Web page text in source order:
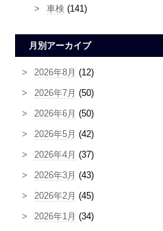
車検 (141)
月別アーカイブ
2026年8月 (12)
2026年7月 (50)
2026年6月 (50)
2026年5月 (42)
2026年4月 (37)
2026年3月 (43)
2026年2月 (45)
2026年1月 (34)